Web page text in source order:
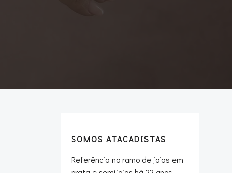
SOMOS ATACADISTAS
Referência no ramo de joias em